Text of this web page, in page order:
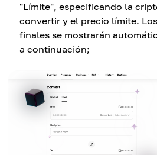
"Límite", especificando la
convertir y el precio límite.
finales se mostrarán
a continuación;